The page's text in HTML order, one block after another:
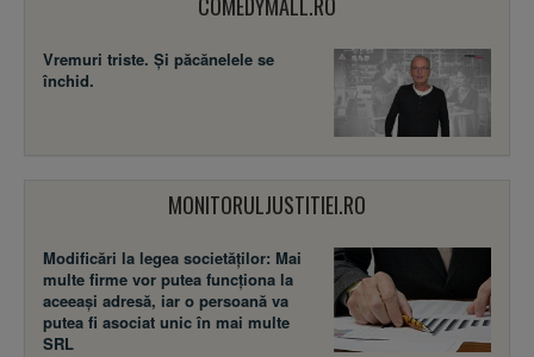
Vremuri triste. Şi păcănelele se
închid.
MONITORULJUSTITIEI.RO
Modificări la legea societăţilor: Mai
multe firme vor putea funcţiona la
aceeaşi adresă, iar o persoană va
putea fi asociat unic în mai multe
SRL